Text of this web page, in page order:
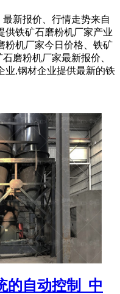
新报价、行情走势来自
供铁矿石磨粉机厂家产业
粉机厂家今日价格、铁矿
磨粉机厂家最新报价、
业,钢材企业提供最新的铁
的自动控制_中